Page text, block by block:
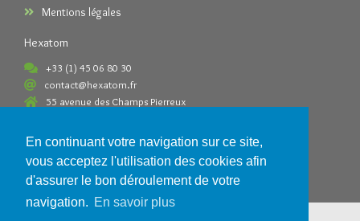
En continuant votre navigation sur ce site,
vous acceptez l'utilisation des cookies afin
d'assurer le bon déroulement de votre
navigation. En savoir plus
Mentions légales
Hexatom
+33 (1) 45 06 80 30
contact@hexatom.fr
55 avenue des Champs Pierreux
Paiements acceptés